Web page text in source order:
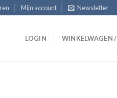
Mijn account Newsletter
LOGIN WINKELWAGEN /